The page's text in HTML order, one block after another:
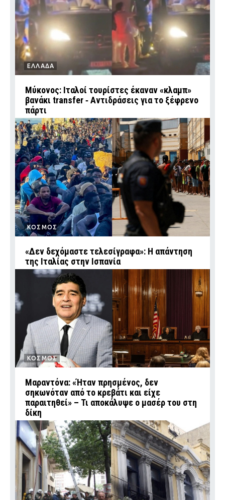
ΕΛΛΑΔΑ
Μύκονος: Ιταλοί τουρίστες έκαναν «κλαμπ»
βανάκι transfer ‑ Αντιδράσεις για το ξέφρενο
πάρτι
ΚΟΣΜΟΣ
«Δεν δεχόμαστε τελεσίγραφα»: Η απάντηση
της Ιταλίας στην Ισπανία
ΚΟΣΜΟΣ
Μαραντόνα: «Ήταν πρησμένος, δεν
σηκωνόταν από το κρεβάτι και είχε
παραιτηθεί» – Τι αποκάλυψε ο μασέρ του στη
δίκη